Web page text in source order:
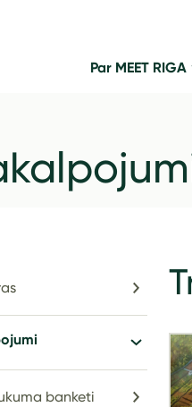
Par MEET RIGA
banketi